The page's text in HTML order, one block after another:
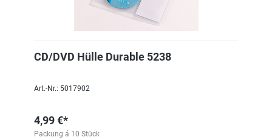
CD/DVD Hülle Durable 5238
Art.-Nr.: 5017902
4,99 €*
Packung á 10 Stück